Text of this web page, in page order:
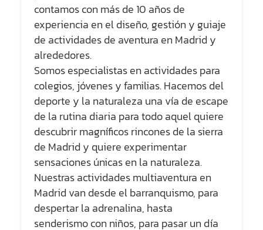
contamos con más de 10 años de
experiencia en el diseño, gestión y guiaje
de actividades de aventura en Madrid y
alrededores.
Somos especialistas en actividades para
colegios, jóvenes y familias. Hacemos del
deporte y la naturaleza una vía de escape
de la rutina diaria para todo aquel quiere
descubrir magníficos rincones de la sierra
de Madrid y quiere experimentar
sensaciones únicas en la naturaleza.
Nuestras actividades multiaventura en
Madrid van desde el barranquismo, para
despertar la adrenalina, hasta
senderismo con niños, para pasar un día